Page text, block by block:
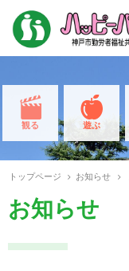
観る 遊ぶ
トップページ お知らせ
お知らせ